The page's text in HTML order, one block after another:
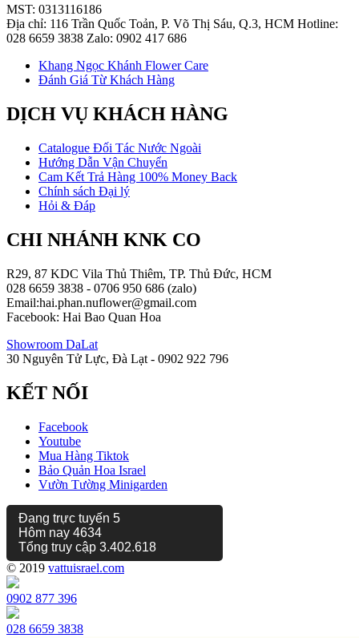
MST: 0313116186
Địa chỉ: 116 Trần Quốc Toản, P. Võ Thị Sáu, Q.3, HCM Hotline:
028 6659 3838 Zalo: 0902 417 686
Khang Ngọc Khánh Flower Care
Đánh Giá Từ Khách Hàng
DỊCH VỤ KHÁCH HÀNG
Catalogue Đối Tác Nước Ngoài
Hướng Dẫn Vận Chuyển
Cam Kết Trả Hàng 100% Money Back
Chính sách Đại lý
Hỏi & Đáp
CHI NHÁNH KNK CO
R29, 87 KDC Vila Thủ Thiêm, TP. Thủ Đức, HCM
028 6659 3838 - 0706 950 686 (zalo)
Email:hai.phan.nuflower@gmail.com
Facebook: Hai Bao Quan Hoa
Showroom DaLat
30 Nguyên Tử Lực, Đà Lạt - 0902 922 796
KẾT NỐI
Facebook
Youtube
Mua Hàng Tiktok
Bảo Quản Hoa Israel
Vườn Tường Minigarden
Đang trực tuyến 5
Hôm nay 4634
Tổng truy cập 3.402.618
© 2019 vattuisrael.com
0902 877 396
028 6659 3838